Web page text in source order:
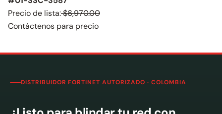
Precio de lista:$6,970.00
Contáctenos para precio
DISTRIBUIDOR FORTINET AUTORIZADO · COLOMBIA